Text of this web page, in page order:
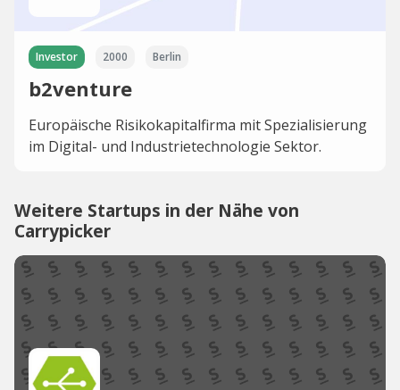
Investor 2000 Berlin
b2venture
Europäische Risikokapitalfirma mit Spezialisierung
im Digital- und Industrietechnologie Sektor.
Weitere Startups in der Nähe von
Carrypicker